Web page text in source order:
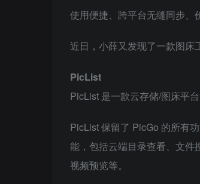
使用便捷、跨平台无缝同步、
近日，小薛又发现了一款图床
PicList
PicList 是一款云存储/图床平
PicList 保留了 PicGo 的所有
能，包括云端目录查看、文件
视频预览等。